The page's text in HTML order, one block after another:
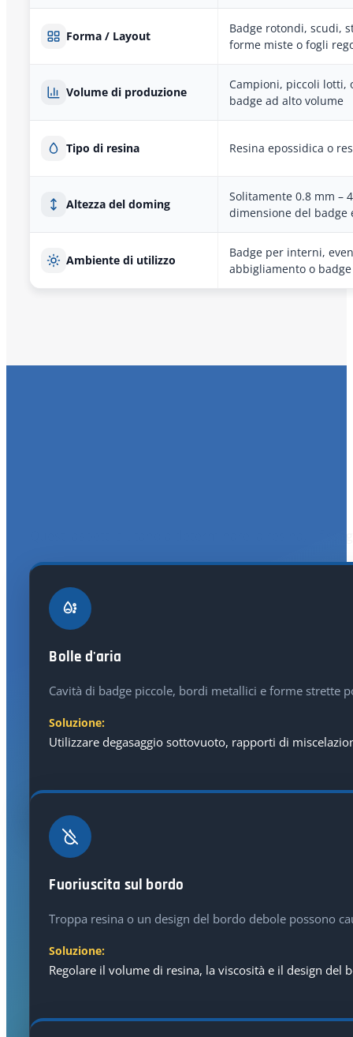
Forma / Layout
Badge rotondi, scudi,
forme miste o fogli
Volume di produzione
Campioni, piccoli
badge ad alto volume
Tipo di resina Resina epossidica o
Altezza del doming
Solitamente 0.8 mm –
dimensione del badge
Ambiente di utilizzo
Badge per interni,
abbigliamento o
Bolle d'aria
Cavità di badge piccole, bordi metallici e forme strette
Soluzione:
Utilizzare degasaggio sottovuoto, rapporti di
Fuoriuscita sul bordo
Troppa resina o un design del bordo debole possono
Soluzione:
Regolare il volume di resina, la viscosità e il design del